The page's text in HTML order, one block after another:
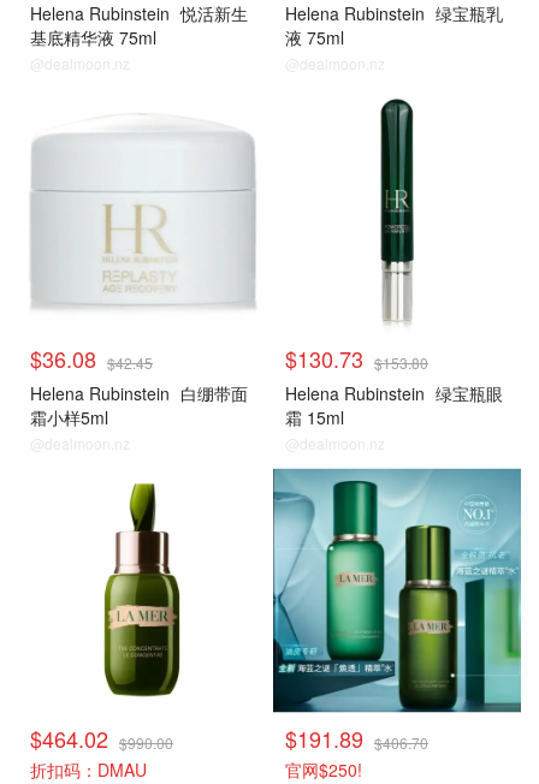
Helena Rubinstein 悦活新生
基底精华液 75ml
@dealmoon.nz
Helena Rubinstein 绿宝瓶乳
液 75ml
@dealmoon.nz
$36.08 $42.45
Helena Rubinstein 白绷带面
霜小样5ml
@dealmoon.nz
$130.73 $153.80
Helena Rubinstein 绿宝瓶眼
霜 15ml
@dealmoon.nz
$464.02 $990.00
折扣码：DMAU
La Mer
$191.89 $406.70
官网$250!